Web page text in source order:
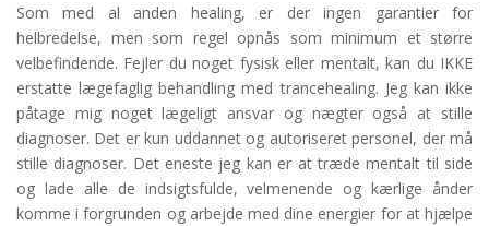
Som med al anden healing, er der ingen garantier for
helbredelse, men som regel opnås som minimum et større
velbefindende. Fejler du noget fysisk eller mentalt, kan du IKKE
erstatte lægefaglig behandling med trancehealing. Jeg kan ikke
påtage mig noget lægeligt ansvar og nægter også at stille
diagnoser. Det er kun uddannet og autoriseret personel, der må
stille diagnoser. Det eneste jeg kan er at træde mentalt til side
og lade alle de indsigtsfulde, velmenende og kærlige ånder
komme i forgrunden og arbejde med dine energier for at hjælpe